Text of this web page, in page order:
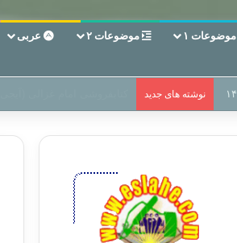
موضوعات ۱ موضوعات ۲ عربی
نوشته های جدید